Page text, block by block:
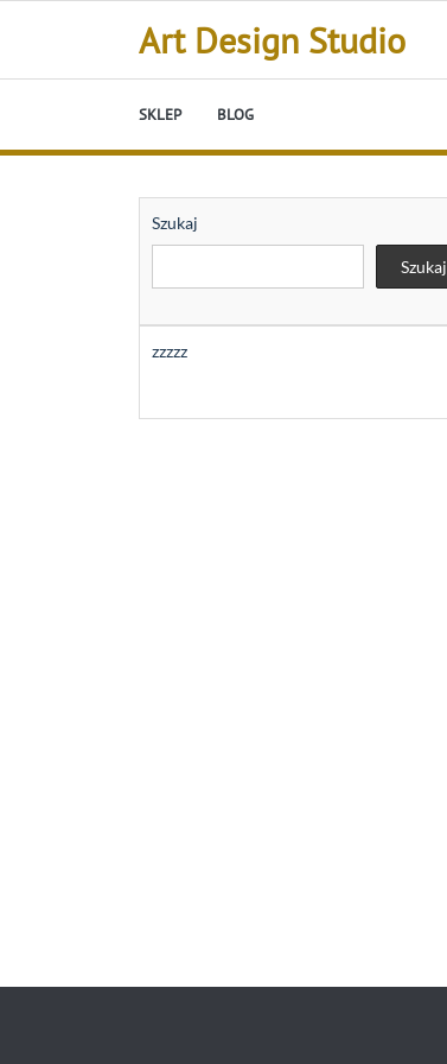
Art Design Studio
SKLEP BLOG
Szukaj
Szukaj
zzzzz